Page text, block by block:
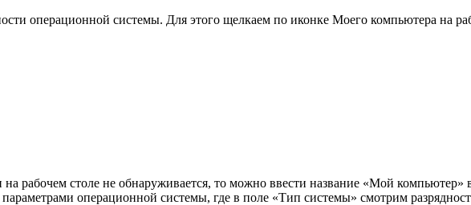
операционной системы. Для этого щелкаем по иконке Моего компьютера на
рабочем столе не обнаруживается, то можно ввести название «Мой компьютер»
операционной системы, где в поле «Тип системы» смотрим